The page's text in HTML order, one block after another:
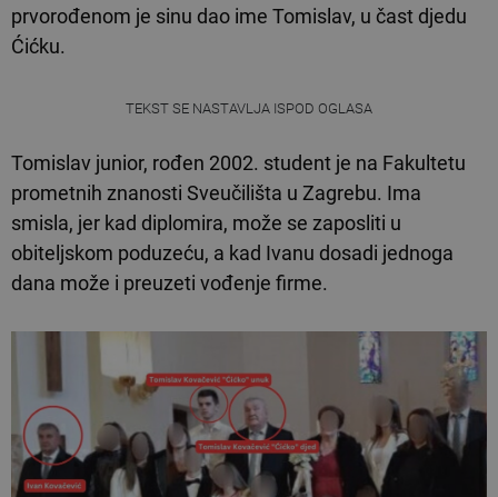
prvorođenom je sinu dao ime Tomislav, u čast djedu
Ćićku.
TEKST SE NASTAVLJA ISPOD OGLASA
Tomislav junior, rođen 2002. student je na Fakultetu
prometnih znanosti Sveučilišta u Zagrebu. Ima
smisla, jer kad diplomira, može se zaposliti u
obiteljskom poduzeću, a kad Ivanu dosadi jednoga
dana može i preuzeti vođenje firme.